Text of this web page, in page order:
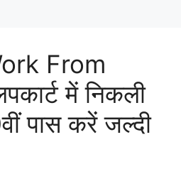
From
में निकली
पास करें जल्दी